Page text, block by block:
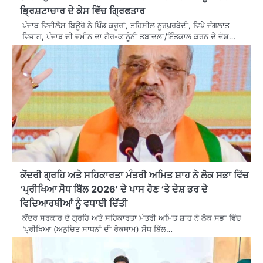
ਭ੍ਰਿਸ਼ਟਾਚਾਰ ਦੇ ਕੇਸ ਵਿੱਚ ਗ੍ਰਿਫਤਾਰ
ਪੰਜਾਬ ਵਿਜੀਲੈਂਸ ਬਿਊਰੋ ਨੇ ਪਿੰਡ ਕਰੂਰਾਂ, ਤਹਿਸੀਲ ਨੂਰਪੁਰਬੇਦੀ, ਵਿਖੇ ਜੰਗਲਾਤ
ਵਿਭਾਗ, ਪੰਜਾਬ ਦੀ ਜ਼ਮੀਨ ਦਾ ਗੈਰ-ਕਾਨੂੰਨੀ ਤਬਾਦਲਾ/ਇੰਤਕਾਲ ਕਰਨ ਦੇ ਦੋਸ਼…
ਕੇਂਦਰੀ ਗ੍ਰਹਿ ਅਤੇ ਸਹਿਕਾਰਤਾ ਮੰਤਰੀ ਅਮਿਤ ਸ਼ਾਹ ਨੇ ਲੋਕ ਸਭਾ ਵਿੱਚ
‘ਪ੍ਰੀਖਿਆ ਸੋਧ ਬਿੱਲ 2026’ ਦੇ ਪਾਸ ਹੋਣ ‘ਤੇ ਦੇਸ਼ ਭਰ ਦੇ
ਵਿਦਿਆਰਥੀਆਂ ਨੂੰ ਵਧਾਈ ਦਿੱਤੀ
ਕੇਂਦਰ ਸਰਕਾਰ ਦੇ ਗ੍ਰਹਿ ਅਤੇ ਸਹਿਕਾਰਤਾ ਮੰਤਰੀ ਅਮਿਤ ਸ਼ਾਹ ਨੇ ਲੋਕ ਸਭਾ ਵਿੱਚ
‘ਪ੍ਰੀਖਿਆ (ਅਨੁਚਿਤ ਸਾਧਨਾਂ ਦੀ ਰੋਕਥਾਮ) ਸੋਧ ਬਿੱਲ…